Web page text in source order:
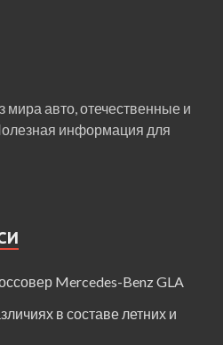
авто, отечественные и
информация для
Mercedes-Benz GLA
в составе летних и